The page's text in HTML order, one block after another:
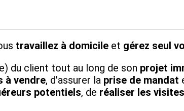
travaillez à domicile et gérez seul
du client tout au long de son projet
à vendre, d'assurer la prise de mandat
potentiels, de réaliser les visites